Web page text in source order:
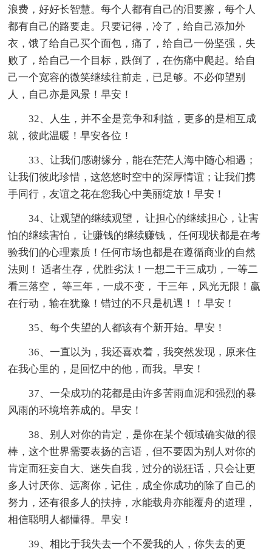
浪费，好好长智慧。每个人都有自己的泪要擦，每个人
都有自己的路要走。只要记得，冷了，给自己添加外
衣，饿了给自己买个面包，痛了，给自己一份坚强，失
败了，给自己一个目标，跌倒了，在伤痛中爬起。给自
己一个宽容的微笑继续往前走，已足够。不必仰望别
人，自己亦是风景！早安！
32、人生，并不全是竞争和利益，更多的是相互成
就，彼此温暖！早安各位！
33、让我们感谢缘分，能在茫茫人海中随心相遇；
让我们彼此珍惜，这悠悠时空中的深厚情谊；让我们携
手同行，友谊之花在您我心中美丽绽放！早安！
34、让观望的继续观望， 让担心的继续担心，让害
怕的继续害怕， 让赚钱的继续赚钱， 任何现状都是在考
验我们的心理素质！任何市场也都是在遵循商业的自然
法则！ 适者生存，优胜劣汰！一想二干三成功，一等二
看三落空， 等三年，一成不变， 干三年，风光无限！赢
在行动，输在犹豫！错过的不只是机遇！！早安！
35、每个失望的人都该有个新开始。早安！
36、一直以为，我还喜欢着，我突然发现，原来住
在我心里的，是回忆中的他，而我。早安！
37、一朵成功的花都是由许多苦雨血泥和强烈的暴
风雨的环境培养成的。早安！
38、别人对你的肯定，是你在某个领域确实做的很
棒，这个世界需要表扬的言语，但不要因为别人对你的
肯定而狂妄自大、迷失自我，过分的说狂话，只会让更
多人讨厌你、远离你，记住，成全你成功的除了自己的
努力，还有很多人的扶持，水能载舟亦能覆舟的道理，
相信聪明人都懂得。早安！
39、相比于我失去一个不爱我的人，你失去的更